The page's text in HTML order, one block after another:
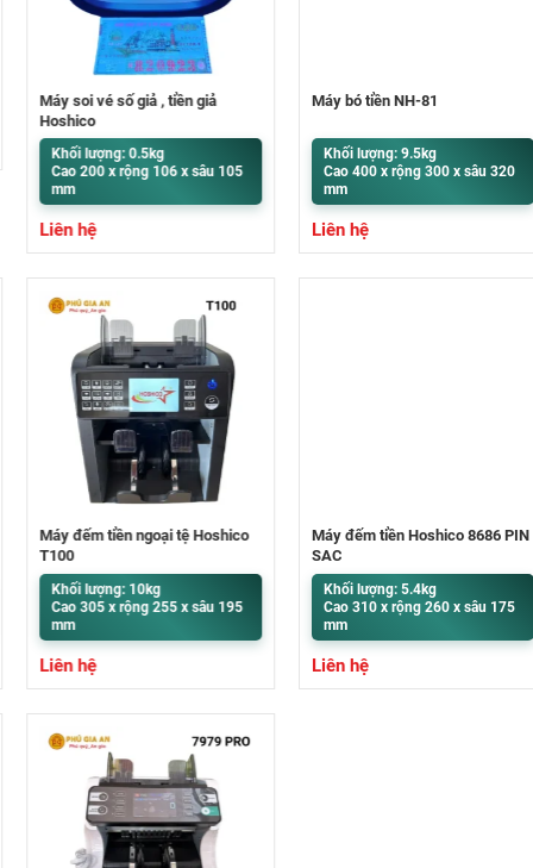
Máy soi vé số giả , tiền giả
Hoshico
Khối lượng: 0.5kg
Cao 200 x rộng 106 x sâu 105
mm
Liên hệ
Máy bó tiền NH-81
Khối lượng: 9.5kg
Cao 400 x rộng 300 x sâu 320
mm
Liên hệ
Máy đếm tiền ngoại tệ Hoshico
T100
Khối lượng: 10kg
Cao 305 x rộng 255 x sâu 195
mm
Liên hệ
Máy đếm tiền Hoshico 8686 PIN
SẠC
Khối lượng: 5.4kg
Cao 310 x rộng 260 x sâu 175
mm
Liên hệ